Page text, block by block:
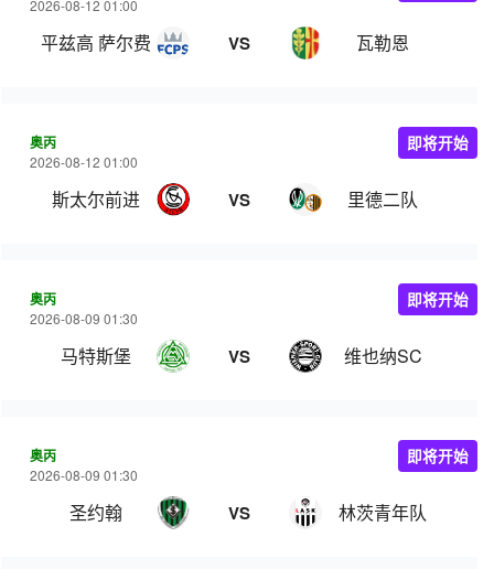
2026-08-12 01:00
平兹高 萨尔费尔登 VS 瓦勒恩
奥丙
2026-08-12 01:00
斯太尔前进 VS 里德二队
即将开始
奥丙
2026-08-09 01:30
马特斯堡 VS 维也纳SC
即将开始
奥丙
2026-08-09 01:30
圣约翰 VS 林茨青年队
即将开始